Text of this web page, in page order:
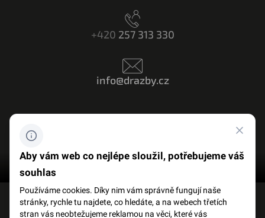
+420 257 313 330
info@drazby.cz
FACEBOOK SLOVNÍK POJMŮ
Aby vám web co nejlépe sloužil, potřebujeme váš
souhlas
Používáme cookies. Díky nim vám správně fungují naše
stránky, rychle tu najdete, co hledáte, a na webech třetích
stran vás neobtežujeme reklamou na věci, které vás